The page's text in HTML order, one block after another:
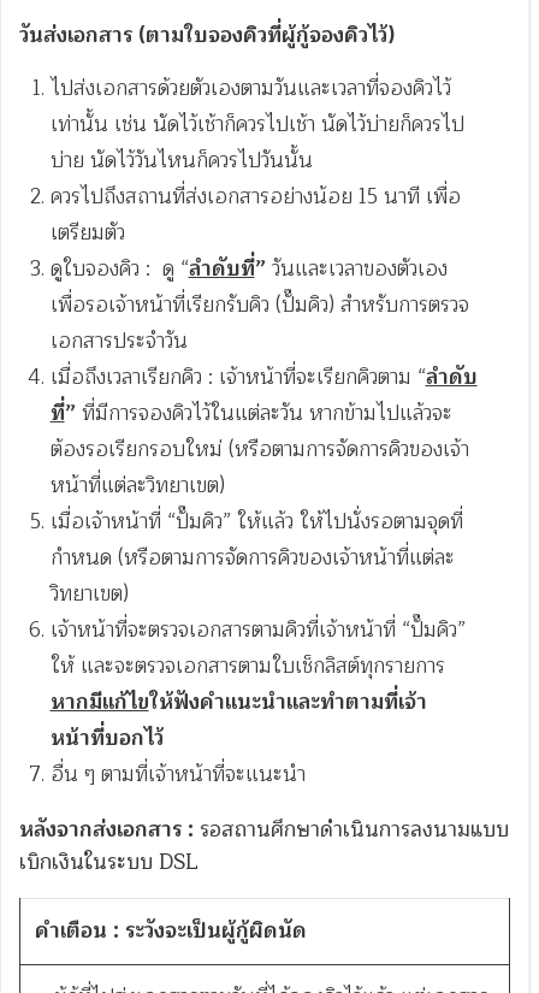
วันส่งเอกสาร (ตามใบจองคิวที่ผู้กู้จองคิวไว้)
ไปส่งเอกสารด้วยตัวเองตามวันและเวลาที่จองคิวไว้
เท่านั้น เช่น นัดไว้เช้าก็ควรไปเช้า นัดไว้บ่ายก็ควรไป
บ่าย นัดไว้วันไหนก็ควรไปวันนั้น
ควรไปถึงสถานที่ส่งเอกสารอย่างน้อย 15 นาที เพื่อ
เตรียมตัว
ดูใบจองคิว : ดู “ลำดับที่”วันและเวลาของตัวเอง
เพื่อรอเจ้าหน้าที่เรียกรับคิว (ปั๊มคิว) สำหรับการตรวจ
เอกสารประจำวัน
เมื่อถึงเวลาเรียกคิว : เจ้าหน้าที่จะเรียกคิวตาม “ลำดับ
ที่”ที่มีการจองคิวไว้ในแต่ละวัน หากข้ามไปแล้วจะ
ต้องรอเรียกรอบใหม่ (หรือตามการจัดการคิวของเจ้า
หน้าที่แต่ละวิทยาเขต)
เมื่อเจ้าหน้าที่ “ปั๊มคิว” ให้แล้ว ให้ไปนั่งรอตามจุดที่
กำหนด (หรือตามการจัดการคิวของเจ้าหน้าที่แต่ละ
วิทยาเขต)
เจ้าหน้าที่จะตรวจเอกสารตามคิวที่เจ้าหน้าที่ “ปั๊มคิว”
ให้ และจะตรวจเอกสารตามใบเช็กลิสต์ทุกรายการ
หากมีแก้ไขให้ฟังคำแนะนำและทำตามที่เจ้า
หน้าที่บอกไว้
อื่น ๆ ตามที่เจ้าหน้าที่จะแนะนำ
หลังจากส่งเอกสาร : รอสถานศึกษาดำเนินการลงนามแบบ
เบิกเงินในระบบ DSL
คำเตือน : ระวังจะเป็นผู้กู้ผิดนัด